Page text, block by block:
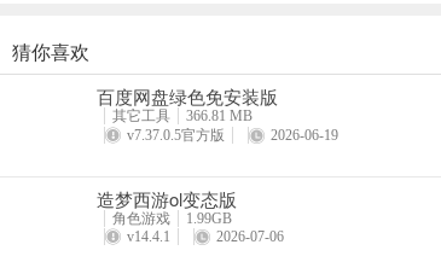
裂石穿云（普系）：攻击敌方前排目标，对后排目标也
望梅止渴（巧系）：攻击目标，恢复自身生命值，恢复
原始传奇oppo版登录器
详情
猜你喜欢
百度网盘绿色免安装版
其它工具
366.81 MB
v7.37.0.5官方版
2026-06-19
造梦西游ol变态版
角色游戏
1.99GB
v14.4.1
2026-07-06